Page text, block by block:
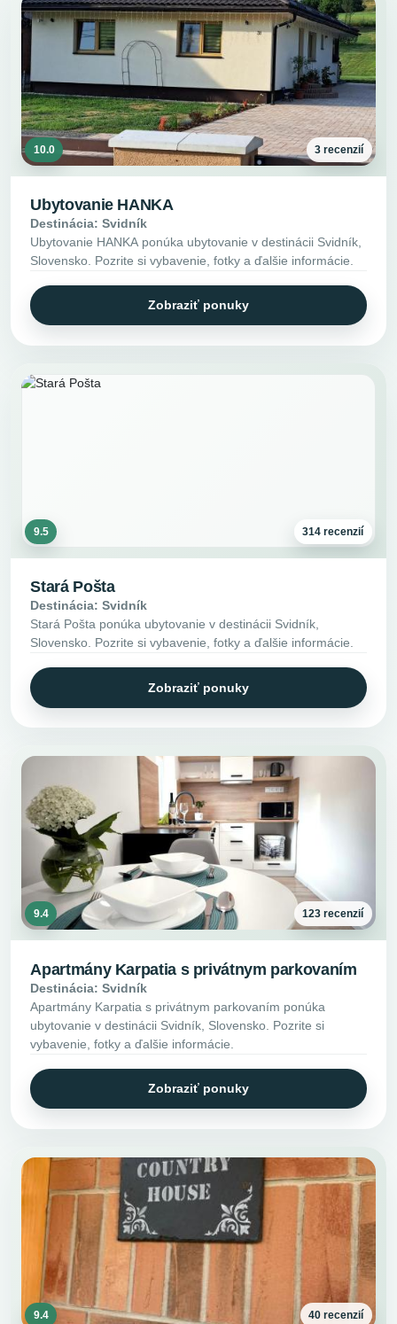
10.0 3 recenzií
Ubytovanie HANKA
Destinácia: Svidník
Ubytovanie HANKA ponúka ubytovanie v destinácii Svidník,
Slovensko. Pozrite si vybavenie, fotky a ďalšie informácie.
Zobraziť ponuky
9.5 314 recenzií
Stará Pošta
Destinácia: Svidník
Stará Pošta ponúka ubytovanie v destinácii Svidník,
Slovensko. Pozrite si vybavenie, fotky a ďalšie informácie.
Zobraziť ponuky
9.4 123 recenzií
Apartmány Karpatia s privátnym parkovaním
Destinácia: Svidník
Apartmány Karpatia s privátnym parkovaním ponúka
ubytovanie v destinácii Svidník, Slovensko. Pozrite si
vybavenie, fotky a ďalšie informácie.
Zobraziť ponuky
9.4 40 recenzií